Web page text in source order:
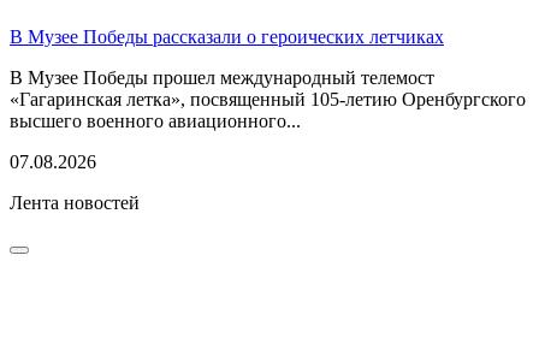
В Музее Победы рассказали о героических летчиках
В Музее Победы прошел международный телемост
«Гагаринская летка», посвященный 105-летию Оренбургского
высшего военного авиационного...
07.08.2026
Лента новостей